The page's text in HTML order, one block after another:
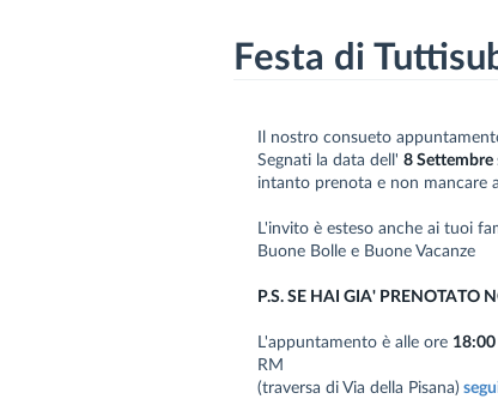
Festa di
Il nostro consueto
Segnati la data dell'8 Settembre
intanto prenota e non mancare
L'invito è esteso anche ai tuoi
Buone Bolle e Buone Vacanze
P.S. SE HAI GIA' PRENOTATO
L'appuntamento è alle ore 18:00
RM
(traversa di Via della Pisana)